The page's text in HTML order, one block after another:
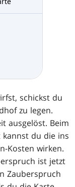
schickst du
zu legen.
ausgelöst. Beim
kannst du die ins
Kosten wirken.
ist jetzt
Zauberspruch